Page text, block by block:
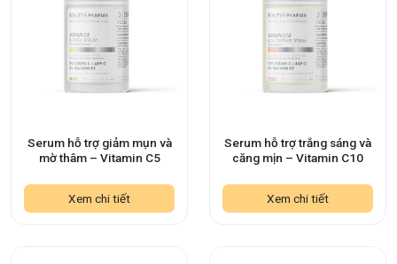
Serum hỗ trợ giảm mụn và
mờ thâm – Vitamin C5
Xem chi tiết
Serum hỗ trợ trắng sáng và
căng mịn – Vitamin C10
Xem chi tiết